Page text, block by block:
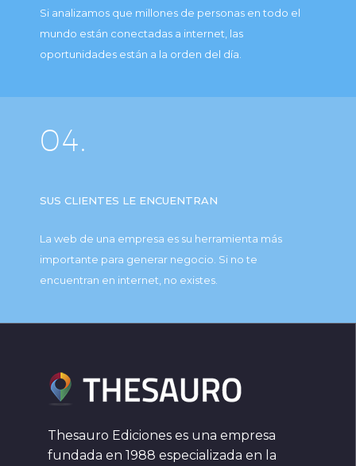
Si analizamos que millones de personas en todo el
mundo están conectadas a internet, las
oportunidades están a la orden del día.
04.
SUS CLIENTES LE ENCUENTRAN
La web de una empresa es su herramienta más
importante para generar negocio. Si no te
encuentran en internet, no existes.
Thesauro Ediciones es una empresa
fundada en 1988 especializada en la